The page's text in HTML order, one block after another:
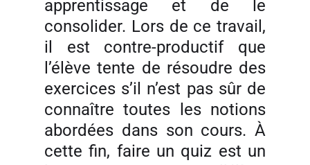
apprentissage et de le
consolider. Lors de ce travail,
il est contre-productif que
l’élève tente de résoudre des
exercices s’il n’est pas sûr de
connaître toutes les notions
abordées dans son cours. À
cette fin, faire un quiz est un